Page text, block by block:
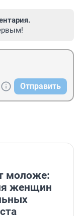
Отправить
моложе:
женщин